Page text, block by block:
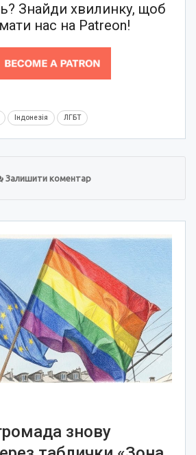
Знайди хвилинку, щоб
нас на Patreon!
Індонезія ЛГБТ
Залишити коментар
знову